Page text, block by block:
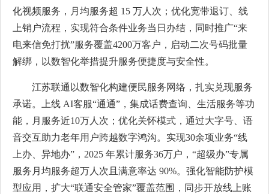
化视频服务，月均服务超 15 万人次；优化宽带退订、线
上销户流程，实现符合条件业务当日办结，同时推广“来
电来信免打扰”服务覆盖4200万客户，启动二次号码批量
解绑，以数智化举措提升服务便捷度与安全性。
江苏联通以数智化构建便民服务网络，扎实兑现服务
承诺。上线 AI客服“通通”，集成话费查询、生活服务等功
能，月服务近10万人次；优化关怀模式，通过大字号、语
音交互助力老年用户跨越数字鸿沟。实现30余项业务“线
上办、异地办”，2025 年累计服务36万户，“超级办”专属
服务月均服务超万人次且满意率达 90%。强化智能防护模
型应用，扩大“联通安全管家”覆盖范围，同步开放线上账